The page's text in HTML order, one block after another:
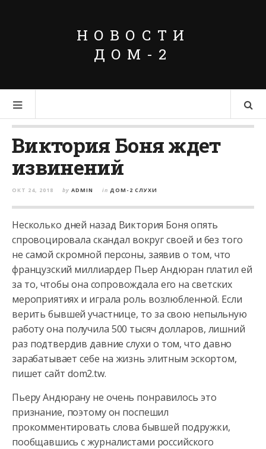
НОВОСТИ
ДОМ-2
Виктория Боня ждет
извинений
ОКТ 24, 2018 by ADMIN in ДОМ-2 СЛУХИ
Несколько дней назад Виктория Боня опять
спровоцировала скандал вокруг своей и без того
не самой скромной персоны, заявив о том, что
французский миллиардер Пьер Андюран платил ей
за то, чтобы она сопровождала его на светских
мероприятиях и играла роль возлюбленной. Если
верить бывшей участнице, то за свою непыльную
работу она получила 500 тысяч долларов, лишний
раз подтвердив давние слухи о том, что давно
зарабатывает себе на жизнь элитным эскортом,
пишет сайт dom2.tw.
Пьеру Андюрану не очень понравилось это
признание, поэтому он поспешил
прокомментировать слова бывшей подружки,
пообщавшись с журналистами российского